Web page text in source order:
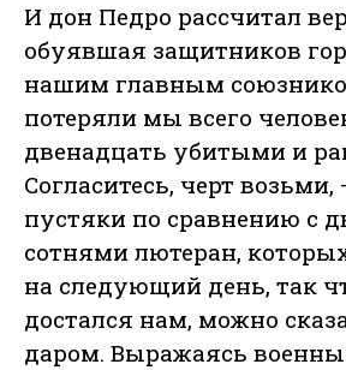
И дон Педро рассчитал
обуявшая защитников
нашим главным
потеряли мы всего
двенадцать убитыми и
Согласитесь, черт возьми,
пустяки по сравнению с
сотнями лютеран,
на следующий день, так
достался нам, можно
даром. Выражаясь